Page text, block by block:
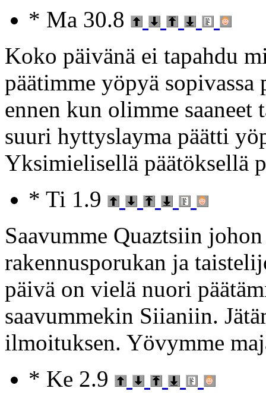
* Ma 30.8
Koko päivänä ei tapahdu
päätimme yöpyä
ennen kun olimme
suuri hyttyslayma päätti
Yksimielisellä päätöksellä
* Ti 1.9
Saavumme Quaztsiin
rakennusporukan ja
päivä on vielä nuori
saavummekin Siianiin.
ilmoituksen. Yövymme
* Ke 2.9